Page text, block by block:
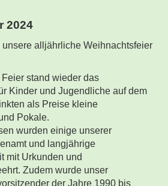
2024
alljährliche Weihnachtsfeier
stand wieder das
Kinder und Jugendliche auf dem
als Preise kleine
Pokale.
wurden einige unserer
und langjährige
mit Urkunden und
Zudem wurde unser
der Jahre 1990 bis